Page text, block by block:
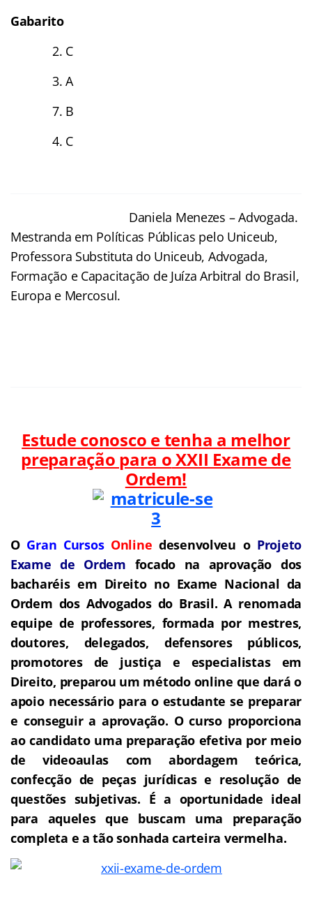
Gabarito
2. C
3. A
7. B
4. C
Daniela Menezes – Advogada.
Mestranda em Políticas Públicas pelo Uniceub,
Professora Substituta do Uniceub, Advogada,
Formação e Capacitação de Juíza Arbitral do Brasil,
Europa e Mercosul.
Estude conosco e tenha a melhor
preparação para oXXII Exame de
Ordem!
O Gran Cursos Online desenvolveu o Projeto
Exame de Ordem focado na aprovação dos
bacharéis em Direito no Exame Nacional da
Ordem dos Advogados do Brasil. A renomada
equipe de professores, formada por mestres,
doutores, delegados, defensores públicos,
promotores de justiça e especialistas em
Direito, preparou um método online que dará o
apoio necessário para o estudante se preparar
e conseguir a aprovação. O curso proporciona
ao candidato uma preparação efetiva por meio
de videoaulas com abordagem teórica,
confecção de peças jurídicas e resolução de
questões subjetivas. É a oportunidade ideal
para aqueles que buscam uma preparação
completa e a tão sonhada carteira vermelha.